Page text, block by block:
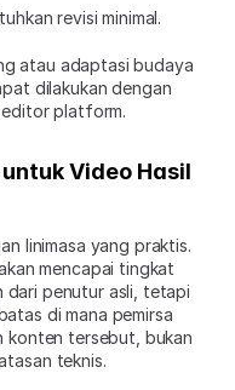
revisi minimal.
atau adaptasi budaya
dilakukan dengan
editor platform.
Video Hasil
linimasa yang praktis.
mencapai tingkat
dari penutur asli, tetapi
di mana pemirsa
konten tersebut, bukan
teknis.